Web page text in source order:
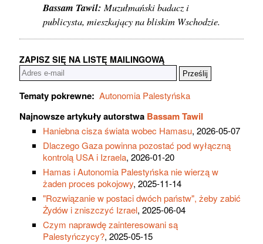
Bassam Tawil: Muzułmański badacz i
publicysta, mieszkający na bliskim Wschodzie.
ZAPISZ SIĘ NA LISTĘ MAILINGOWĄ
Tematy pokrewne: Autonomia Palestyńska
Najnowsze artykuły autorstwa Bassam Tawil
Haniebna cisza świata wobec Hamasu, 2026-05-07
Dlaczego Gaza powinna pozostać pod wyłączną
kontrolą USA i Izraela, 2026-01-20
Hamas i Autonomia Palestyńska nie wierzą w
żaden proces pokojowy, 2025-11-14
"Rozwiązanie w postaci dwóch państw", żeby zabić
Żydów i zniszczyć Izrael, 2025-06-04
Czym naprawdę zainteresowani są
Palestyńczycy?, 2025-05-15